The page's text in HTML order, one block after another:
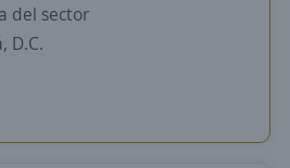
del sector
D.C.